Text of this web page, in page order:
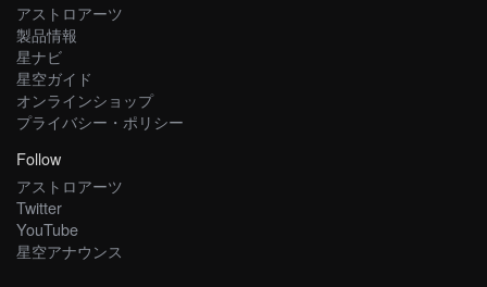
アストロアーツ
製品情報
星ナビ
星空ガイド
オンラインショップ
プライバシー・ポリシー
Follow
アストロアーツ
Twitter
YouTube
星空アナウンス